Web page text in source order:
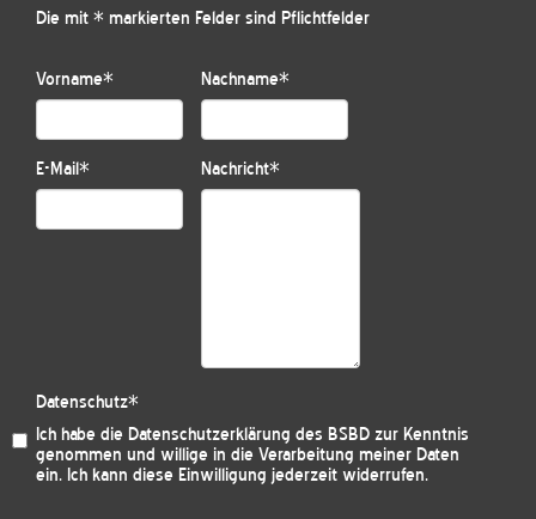
Die mit * markierten Felder sind Pflichtfelder
Vorname* Nachname*
E-Mail* Nachricht*
Datenschutz*
Ich habe die Datenschutzerklärung des BSBD zur Kenntnis
genommen und willige in die Verarbeitung meiner Daten
ein. Ich kann diese Einwilligung jederzeit widerrufen.